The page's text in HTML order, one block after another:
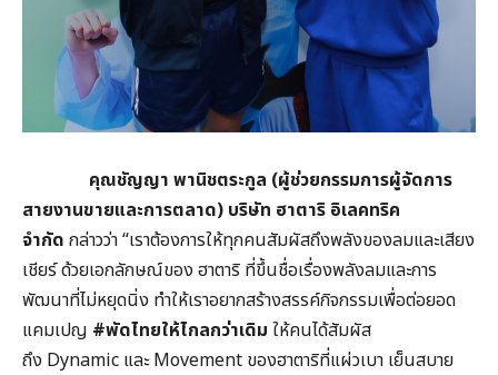
คุณชัญญา พานิชตระกูล (ผู้ช่วยกรรมการผู้จัดการ
สายงานขายและการตลาด) บริษัท ฮาตาริ อิเลคทริค
จำกัด กล่าวว่า “เราต้องการให้ทุกคนสัมผัสถึงพลังของลมและเสียง
เชียร์ ด้วยเอกลักษณ์ของ ฮาตาริ ที่ขึ้นชื่อเรื่องพลังลมและการ
พัฒนาที่ไม่หยุดนิ่ง ทำให้เราอยากสร้างสรรค์กิจกรรมเพื่อต่อยอด
แคมเปญ #พัดไทยให้ไกลกว่าเดิม ให้คนได้สัมผัส
ถึง Dynamic และ Movement ของฮาตาริที่แผ่วเบา เย็นสบาย